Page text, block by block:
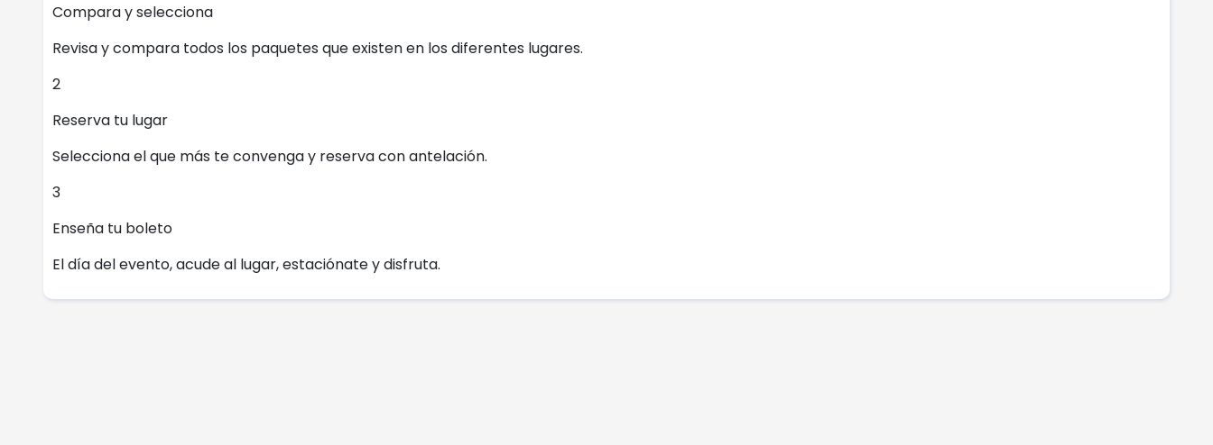
Compara y selecciona
Revisa y compara todos los paquetes que existen en los diferentes lugares.
2
Reserva tu lugar
Selecciona el que más te convenga y reserva con antelación.
3
Enseña tu boleto
El día del evento, acude al lugar, estaciónate y disfruta.